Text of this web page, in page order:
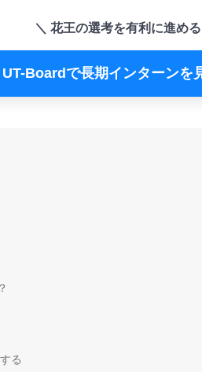
花王の選考を有利に進める
UT-Boardで長期インターンを
る